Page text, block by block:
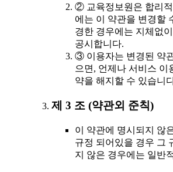
② 교육정보원은 합리
에는 이 약관을 변경할
경한 경우에는 지체없
공시합니다.
③ 이용자는 변경된 약
으면, 언제나 서비스 이
약을 해지할 수 있습니
제 3 조 (약관외 준칙)
이 약관에 명시되지 않
규정 되어있을 경우 그
지 않은 경우에는 일반